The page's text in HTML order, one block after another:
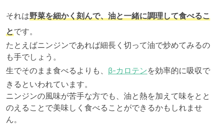
それは野菜を細かく刻んで、油と一緒に調理して食べるこ
とです。
たとえばニンジンであれば細長く切って油で炒めてみるの
も手でしょう。
生でそのまま食べるよりも、 β-カロテンを効率的に吸収で
きるといわれています。
ニンジンの風味が苦手な方でも、油と熱を加えて味をとと
のえることで美味しく食べることができるかもしれませ
ん。